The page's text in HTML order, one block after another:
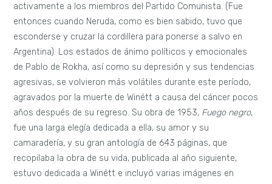
activamente a los miembros del Partido Comunista. (Fue
entonces cuando Neruda, como es bien sabido, tuvo que
esconderse y cruzar la cordillera para ponerse a salvo en
Argentina). Los estados de ánimo políticos y emocionales
de Pablo de Rokha, así como su depresión y sus tendencias
agresivas, se volvieron más volátiles durante este período,
agravados por la muerte de Winétt a causa del cáncer pocos
años después de su regreso. Su obra de 1953, Fuego negro,
fue una larga elegía dedicada a ella, su amor y su
camaradería, y su gran antología de 643 páginas, que
recopilaba la obra de su vida, publicada al año siguiente,
estuvo dedicada a Winétt e incluyó varias imágenes en